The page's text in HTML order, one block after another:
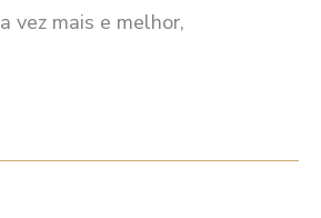
vez mais e melhor,